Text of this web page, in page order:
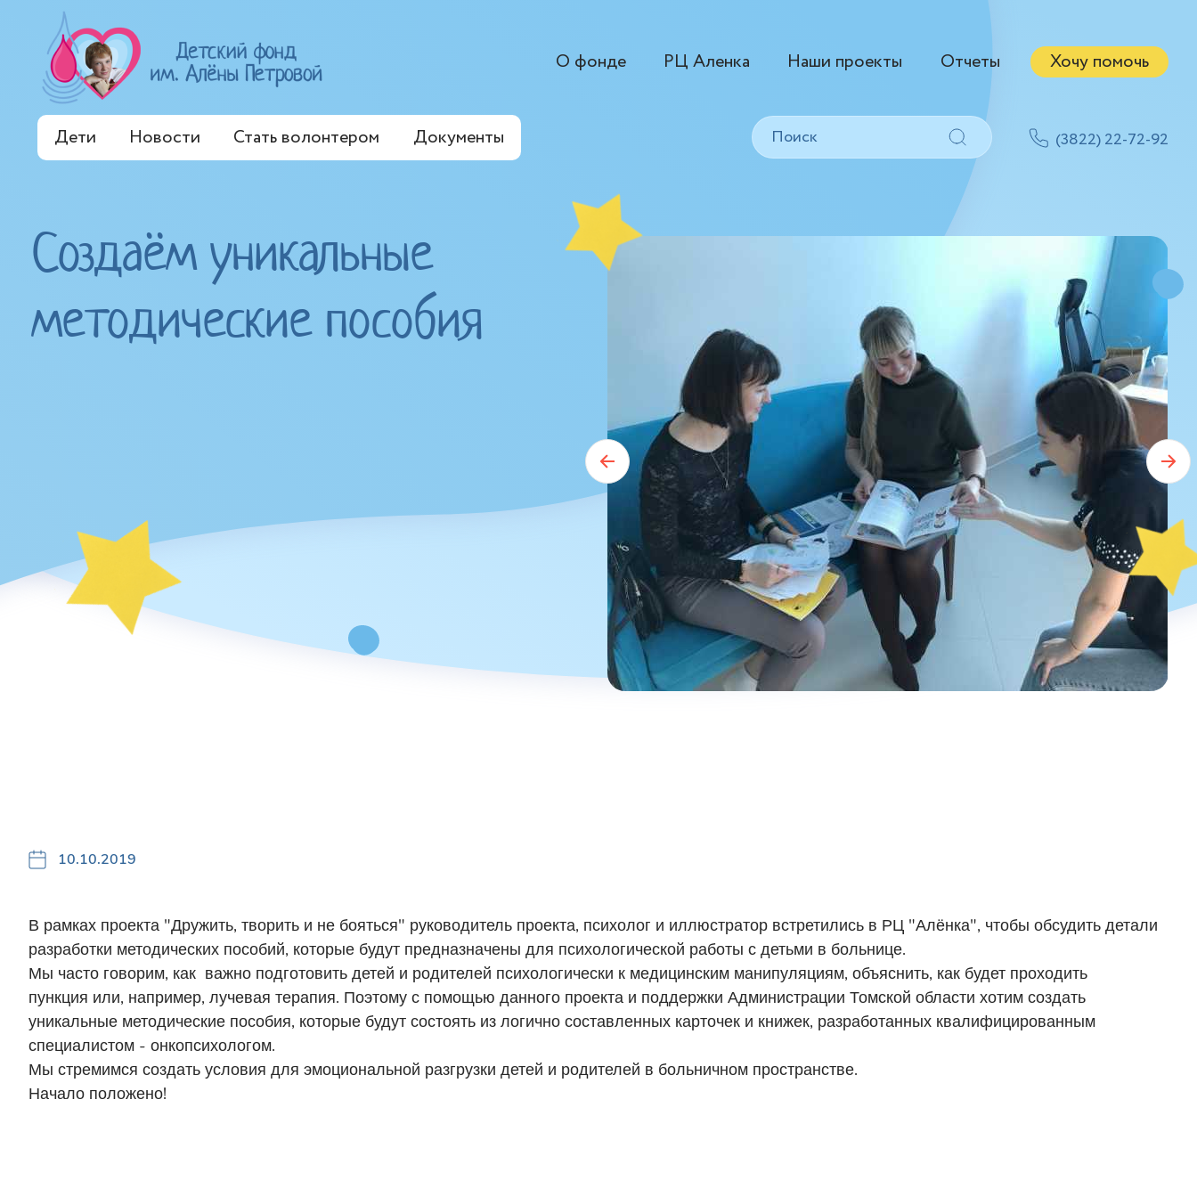
О фонде РЦ Аленка Наши проекты Отчеты Хочу помочь
Дети Новости Стать волонтером Документы (3822) 22-72-92
Создаём уникальные
методические пособия
10.10.2019
В рамках проекта "Дружить, творить и не бояться" руководитель проекта, психолог и иллюстратор встретились в РЦ "Алёнка", чтобы обсудить детали
разработки методических пособий, которые будут предназначены для психологической работы с детьми в больнице.
Мы часто говорим, как важно подготовить детей и родителей психологически к медицинским манипуляциям, объяснить, как будет проходить
пункция или, например, лучевая терапия. Поэтому с помощью данного проекта и поддержки Администрации Томской области хотим создать
уникальные методические пособия, которые будут состоять из логично составленных карточек и книжек, разработанных квалифицированным
специалистом - онкопсихологом.
Мы стремимся создать условия для эмоциональной разгрузки детей и родителей в больничном пространстве.
Начало положено!